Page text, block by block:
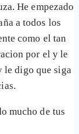
He empezado
a todos los
como el tan
por el y le
le digo que siga
mucho de tus